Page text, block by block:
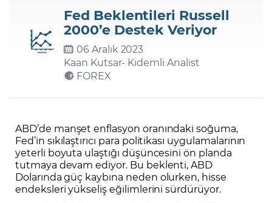
Şifremi Unuttum
Fed Beklentileri Russell
2000’e Destek Veriyor
06 Aralık 2023
Kaan Kutsar- Kıdemli Analist
FOREX
ABD’de manşet enflasyon oranındaki soğuma,
Fed’in sıkılaştırıcı para politikası uygulamalarının
yeterli boyuta ulaştığı düşüncesini ön planda
tutmaya devam ediyor. Bu beklenti, ABD
Dolarında güç kaybına neden olurken, hisse
endeksleri yükseliş eğilimlerini sürdürüyor.